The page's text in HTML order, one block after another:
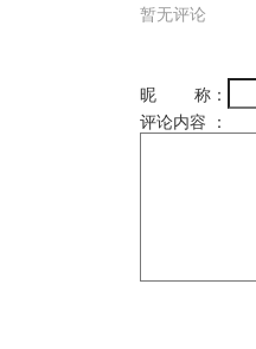
暂无评论
昵 称：
评论内容 ：